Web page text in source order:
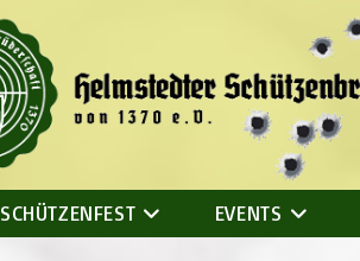
SCHÜTZENFEST EVENTS